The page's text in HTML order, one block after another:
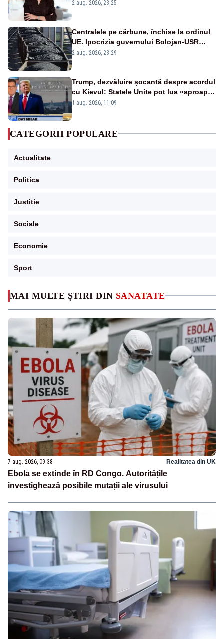
MAI MULTE ȘTIRI DIN SANATATE
7 aug. 2026, 09:38 Realitatea din UK
Ebola se extinde în RD Congo. Autoritățile
investighează posibile mutații ale virusului
portiță?”
2 aug. 2026, 23:25
Centralele pe cărbune, închise la ordinul
UE. Ipocrizia guvernului Bolojan-USR
după starea de alertă
2 aug. 2026, 23:29
Trump, dezvăluire șocantă despre acordul
cu Kievul: Statele Unite pot lua «aproape
tot ce vor» din minele Ucrainei”
1 aug. 2026, 11:09
CATEGORII POPULARE
Actualitate
Politica
Justitie
Sociale
Economie
Sport